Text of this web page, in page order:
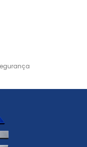
Facilities
de Segurança